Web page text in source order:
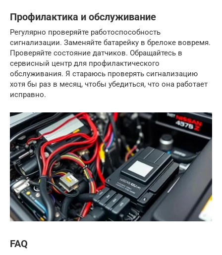
Профилактика и обслуживание
Регулярно проверяйте работоспособность
сигнализации. Заменяйте батарейку в брелоке вовремя.
Проверяйте состояние датчиков. Обращайтесь в
сервисный центр для профилактического
обслуживания. Я стараюсь проверять сигнализацию
хотя бы раз в месяц, чтобы убедиться, что она работает
исправно.
FAQ